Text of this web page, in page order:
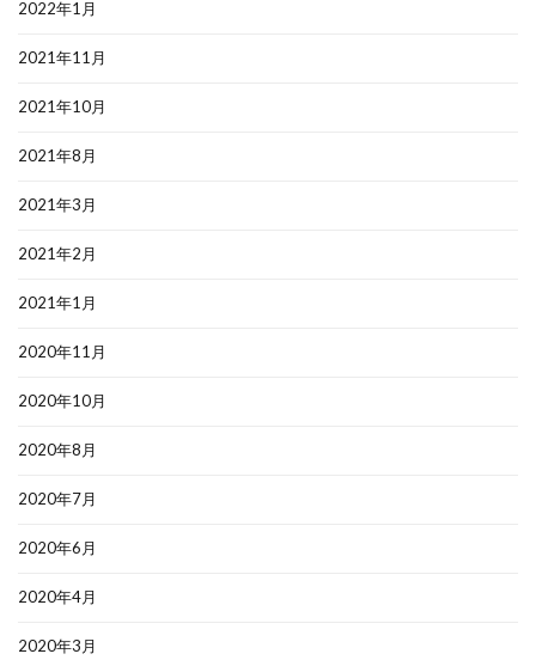
2022年1月
2021年11月
2021年10月
2021年8月
2021年3月
2021年2月
2021年1月
2020年11月
2020年10月
2020年8月
2020年7月
2020年6月
2020年4月
2020年3月